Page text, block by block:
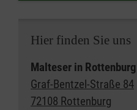
Hier finden Sie uns
Malteser in Rottenburg
Graf-Bentzel-Straße 84
72108 Rottenburg